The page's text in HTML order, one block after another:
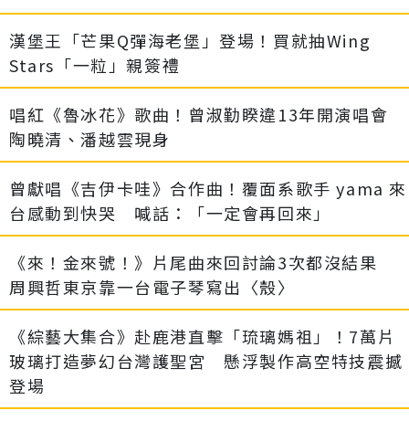
漢堡王「芒果Q彈海老堡」登場！買就抽Wing
Stars「一粒」親簽禮
唱紅《魯冰花》歌曲！曾淑勤睽違13年開演唱會
陶曉清、潘越雲現身
曾獻唱《吉伊卡哇》合作曲！覆面系歌手 yama 來
台感動到快哭 喊話：「一定會再回來」
《來！金來號！》片尾曲來回討論3次都沒結果
周興哲東京靠一台電子琴寫出〈殼〉
《綜藝大集合》赴鹿港直擊「琉璃媽祖」！7萬片
玻璃打造夢幻台灣護聖宮 懸浮製作高空特技震撼
登場